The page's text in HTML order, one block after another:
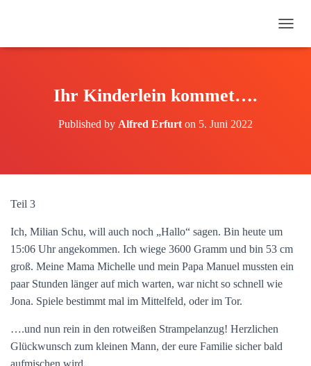
A
L
E
Ihr Kinderlein kommet….
Published by Alfred Erfurt on 5. Juni 2022
Teil 3
Ich, Milian Schu, will auch noch „Hallo“ sagen. Bin heute um
15:06 Uhr angekommen. Ich wiege 3600 Gramm und bin 53 cm
groß. Meine Mama Michelle und mein Papa Manuel mussten ein
paar Stunden länger auf mich warten, war nicht so schnell wie
Jona. Spiele bestimmt mal im Mittelfeld, oder im Tor.
….und nun rein in den rotweißen Strampelanzug! Herzlichen
Glückwunsch zum kleinen Mann, der eure Familie sicher bald
aufmischen wird.